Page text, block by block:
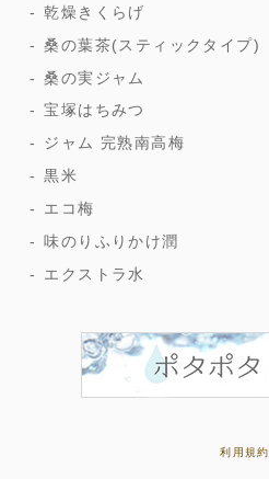
乾燥きくらげ
桑の葉茶(スティックタイプ)
桑の実ジャム
宝塚はちみつ
ジャム 完熟南高梅
黒米
エコ梅
味のりふりかけ潤
エクストラ水
利用規約